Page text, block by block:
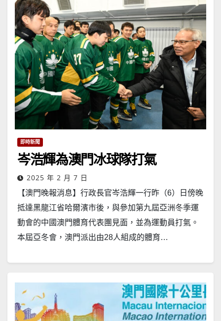
即時新聞
岑浩輝為澳門冰球隊打氣
2025 年 2 月 7 日
【澳門晚報消息】行政長官岑浩輝一行昨（6）日傍晚
抵達黑龍江省哈爾濱市後，與參加第九屆亞洲冬季運
動會的中國澳門體育代表團見面，並為運動員打氣。
本屆亞冬會，澳門派出由28人組成的體育…